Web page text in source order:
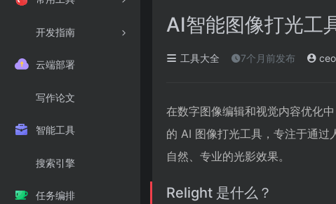
开发指南
云端部署
写作论文
智能工具
搜索引擎
任务编排
AI智能图像打光工
工具大全 7个月前发布
在数字图像编辑和视觉内容优化
的 AI 图像打光工具，专注于通过
自然、专业的光影效果。
Relight 是什么？